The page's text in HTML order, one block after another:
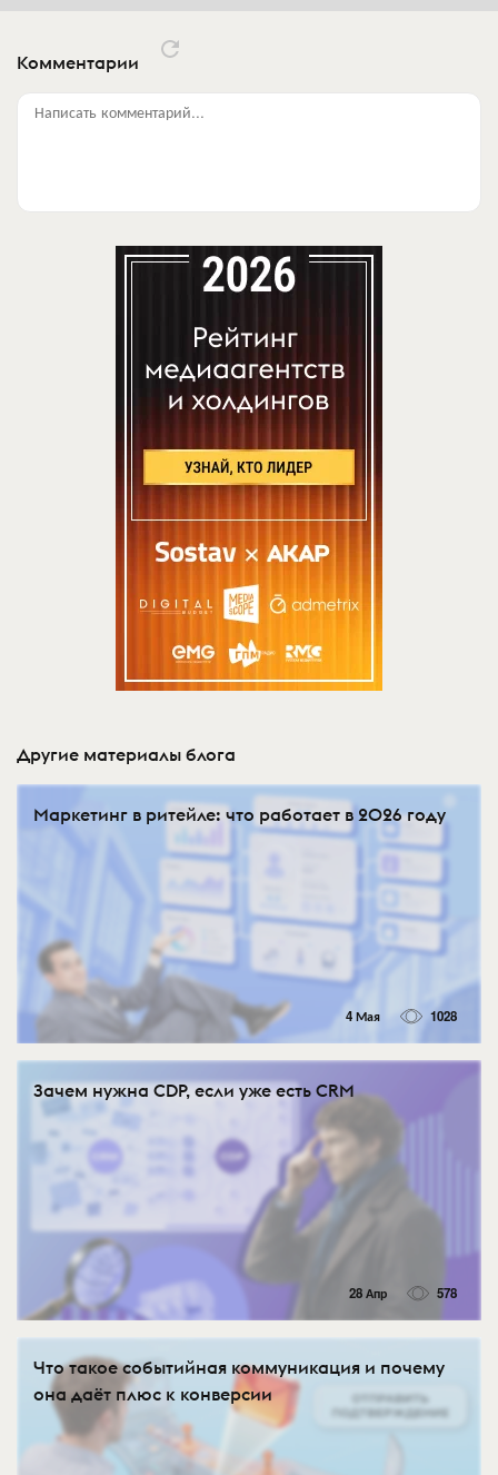
Комментарии
Написать комментарий...
Другие материалы блога
Маркетинг в ритейле: что работает в 2026 году
4 Мая 1028
Зачем нужна CDP, если уже есть CRM
28 Апр 578
Что такое событийная коммуникация и почему
она даёт плюс к конверсии